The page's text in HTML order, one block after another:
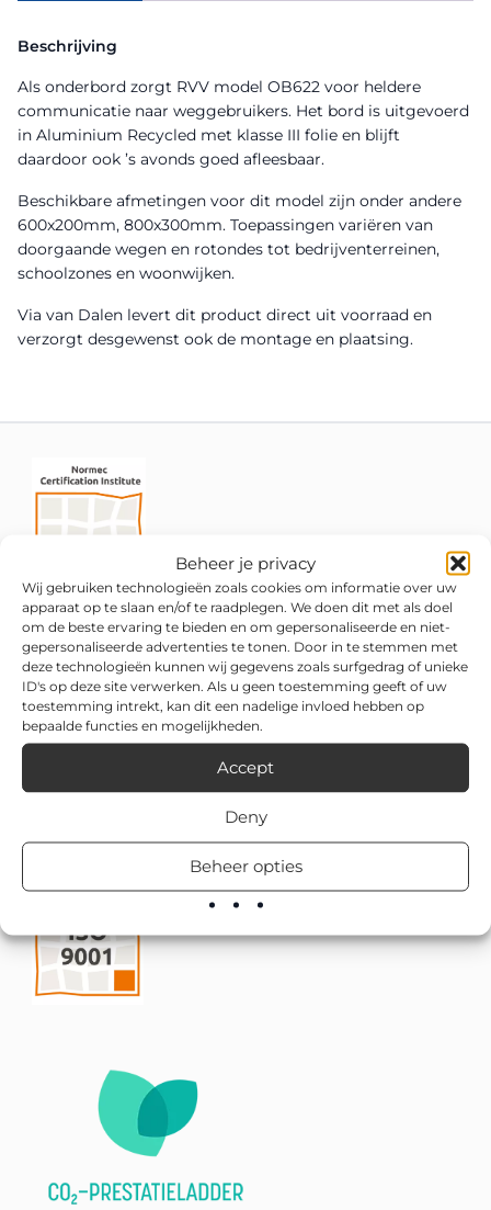
Beheer je privacy
Wij gebruiken technologieën zoals cookies om informatie over uw
apparaat op te slaan en/of te raadplegen. We doen dit met als doel
om de beste ervaring te bieden en om gepersonaliseerde en niet-
gepersonaliseerde advertenties te tonen. Door in te stemmen met
deze technologieën kunnen wij gegevens zoals surfgedrag of unieke
ID's op deze site verwerken. Als u geen toestemming geeft of uw
toestemming intrekt, kan dit een nadelige invloed hebben op
bepaalde functies en mogelijkheden.
Accept
Deny
Beheer opties
Beschrijving
Als onderbord zorgt RVV model OB622 voor heldere
communicatie naar weggebruikers. Het bord is uitgevoerd
in Aluminium Recycled met klasse III folie en blijft
daardoor ook ’s avonds goed afleesbaar.
Beschikbare afmetingen voor dit model zijn onder andere
600x200mm, 800x300mm. Toepassingen variëren van
doorgaande wegen en rotondes tot bedrijventerreinen,
schoolzones en woonwijken.
Via van Dalen levert dit product direct uit voorraad en
verzorgt desgewenst ook de montage en plaatsing.